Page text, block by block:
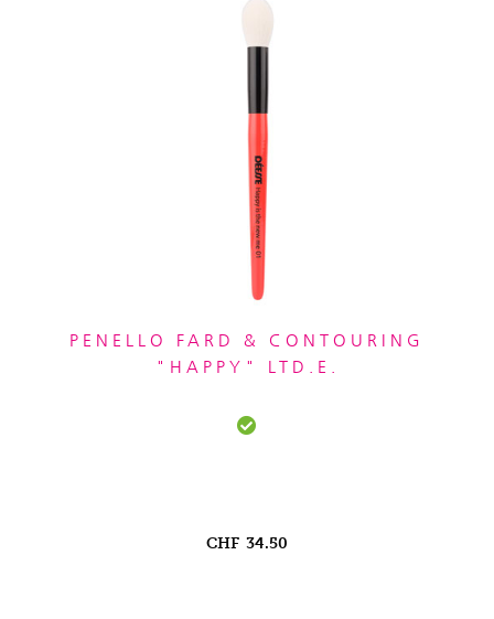
PENELLO FARD & CONTOURING
"HAPPY" LTD.E.
CHF 34.50